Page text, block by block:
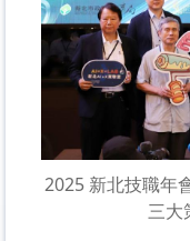
2025 新北技職年
三大